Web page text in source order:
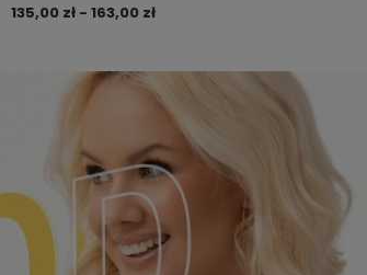
135,00 zł - 163,00 zł